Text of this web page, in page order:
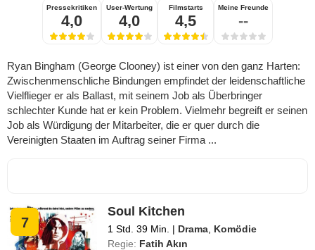
Pressekritiken
4,0
User-Wertung
4,0
Filmstarts
4,5
Meine Freunde
--
Ryan Bingham (George Clooney) ist einer von den ganz Harten:
Zwischenmenschliche Bindungen empfindet der leidenschaftliche
Vielflieger er als Ballast, mit seinem Job als Überbringer
schlechter Kunde hat er kein Problem. Vielmehr begreift er seinen
Job als Würdigung der Mitarbeiter, die er quer durch die
Vereinigten Staaten im Auftrag seiner Firma ...
7
Soul Kitchen
1 Std. 39 Min. | Drama Komödie
Regie: Fatih Akın